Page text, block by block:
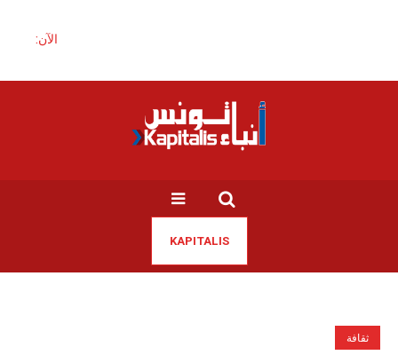
الآن:
KAPITALIS
ثقافة